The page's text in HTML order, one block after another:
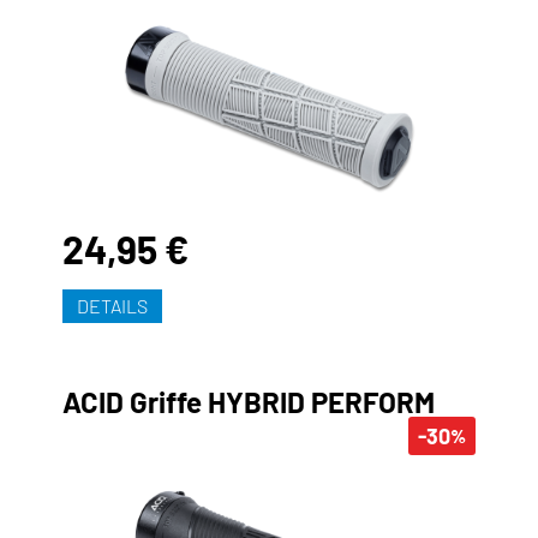
24,95 €
DETAILS
-30%
ACID Griffe HYBRID PERFORM